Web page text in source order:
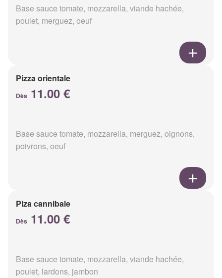
Base sauce tomate, mozzarella, viande hachée,
poulet, merguez, oeuf
Pizza orientale
Dès 11.00 €
Base sauce tomate, mozzarella, merguez, oignons,
poivrons, oeuf
Piza cannibale
Dès 11.00 €
Base sauce tomate, mozzarella, viande hachée,
poulet, lardons, jambon